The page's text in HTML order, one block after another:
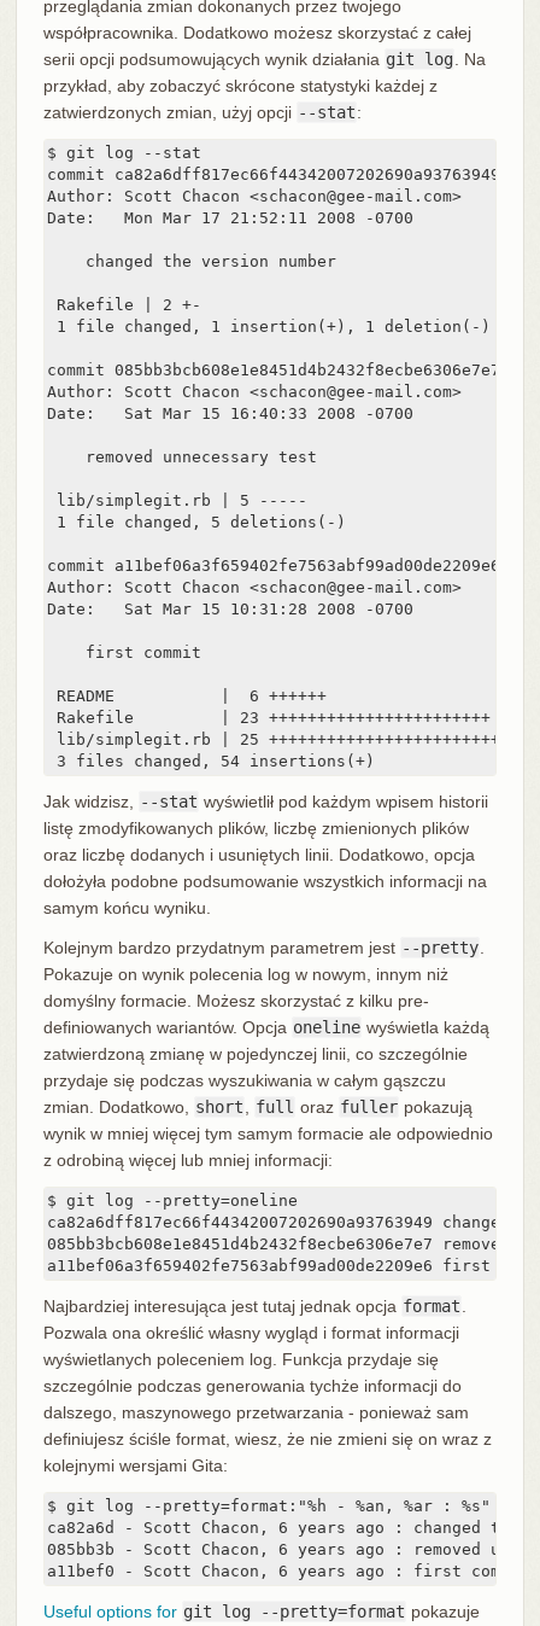
przeglądania zmian dokonanych przez twojego
współpracownika. Dodatkowo możesz skorzystać z całej
serii opcji podsumowujących wynik działania git log . Na
przykład, aby zobaczyć skrócone statystyki każdej z
zatwierdzonych zmian, użyj opcji --stat:
$ git log --stat
commit ca82a6dff817ec66f44342007202690a93763949
Author: Scott Chacon <schacon@gee-mail.com>
Date:   Mon Mar 17 21:52:11 2008 -0700
    changed the version number
Rakefile | 2 +-
1 file changed, 1 insertion(+), 1 deletion(-)
commit 085bb3bcb608e1e8451d4b2432f8ecbe6306e7e7
Author: Scott Chacon <schacon@gee-mail.com>
Date:   Sat Mar 15 16:40:33 2008 -0700
    removed unnecessary test
lib/simplegit.rb | 5 -----
1 file changed, 5 deletions(-)
commit a11bef06a3f659402fe7563abf99ad00de2209e6
Author: Scott Chacon <schacon@gee-mail.com>
Date:   Sat Mar 15 10:31:28 2008 -0700
    first commit
README           |  6 ++++++
Rakefile         | 23 +++++++++++++++++++++++
lib/simplegit.rb | 25 +++++++++++++++++++++++++
3 files changed, 54 insertions(+)
Jak widzisz, --stat wyświetlił pod każdym wpisem historii
listę zmodyfikowanych plików, liczbę zmienionych plików
oraz liczbę dodanych i usuniętych linii. Dodatkowo, opcja
dołożyła podobne podsumowanie wszystkich informacji na
samym końcu wyniku.
Kolejnym bardzo przydatnym parametrem jest --pretty
Pokazuje on wynik polecenia log w nowym, innym niż
domyślny formacie. Możesz skorzystać z kilku pre-
definiowanych wariantów. Opcja oneline wyświetla każdą
zatwierdzoną zmianę w pojedynczej linii, co szczególnie
przydaje się podczas wyszukiwania w całym gąszczu
zmian. Dodatkowo,
short full oraz fuller pokazują
wynik w mniej więcej tym samym formacie ale odpowiednio
z odrobiną więcej lub mniej informacji:
$ git log --pretty=oneline
ca82a6dff817ec66f44342007202690a93763949 changed
085bb3bcb608e1e8451d4b2432f8ecbe6306e7e7 removed
a11bef06a3f659402fe7563abf99ad00de2209e6 first
Najbardziej interesująca jest tutaj jednak opcja format
Pozwala ona określić własny wygląd i format informacji
wyświetlanych poleceniem log. Funkcja przydaje się
szczególnie podczas generowania tychże informacji do
dalszego, maszynowego przetwarzania - ponieważ sam
definiujesz ściśle format, wiesz, że nie zmieni się on wraz z
kolejnymi wersjami Gita:
$ git log --pretty=format:"%h - %an, %ar : %s"
ca82a6d - Scott Chacon, 6 years ago : changed the
085bb3b - Scott Chacon, 6 years ago : removed
a11bef0 - Scott Chacon, 6 years ago : first commit
Useful options for git log --pretty=format pokazuje